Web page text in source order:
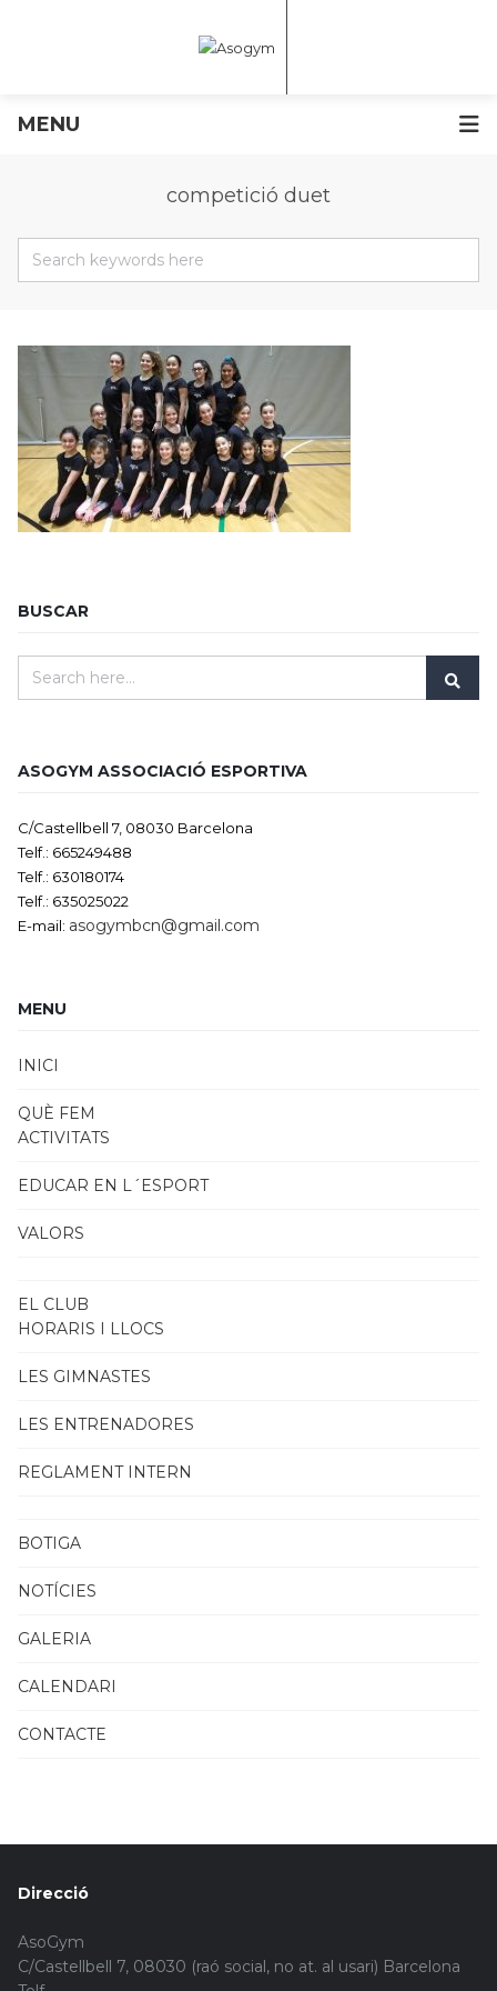
MENU
competició duet
BUSCAR
ASOGYM ASSOCIACIÓ ESPORTIVA
C/Castellbell 7, 08030 Barcelona
Telf.: 665249488
Telf.: 630180174
Telf.: 635025022
E-mail: asogymbcn@gmail.com
MENU
INICI
QUÈ FEM
ACTIVITATS
EDUCAR EN L´ESPORT
VALORS
EL CLUB
HORARIS I LLOCS
LES GIMNASTES
LES ENTRENADORES
REGLAMENT INTERN
BOTIGA
NOTÍCIES
GALERIA
CALENDARI
CONTACTE
Direcció
AsoGym
C/Castellbell 7, 08030 (raó social, no at. al usari) Barcelona